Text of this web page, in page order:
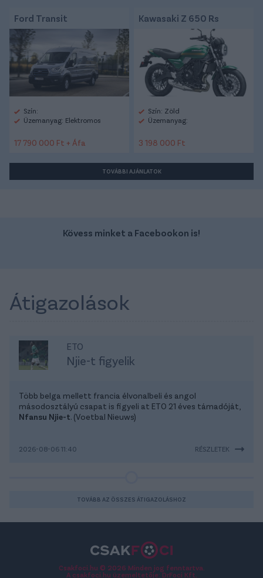
Ford Transit
Szín:
Üzemanyag: Elektromos
17 790 000 Ft + Áfa
Kawasaki Z 650 Rs
Szín: Zöld
Üzemanyag:
3 198 000 Ft
TOVÁBBI AJÁNLATOK
Kövess minket a Facebookon is!
Átigazolások
ETO
Njie-t figyelik
Több belga mellett francia élvonalbeli és angol
másodosztályú csapat is figyeli at ETO 21 éves támadóját,
Nfansu Njie-t. (Voetbal Nieuws)
2026-08-06 11:40 RÉSZLETEK
TOVÁBB AZ ÖSSZES ÁTIGAZOLÁSHOZ
Csakfoci.hu © 2026 Minden jog fenntartva.
A csakfoci.hu üzemeltetője: DrFoci Kft.